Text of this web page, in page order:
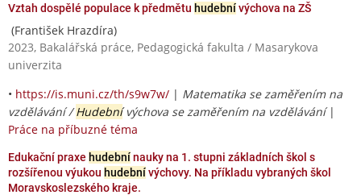
Vztah dospělé populace k předmětu hudebnívýchova na ZŠ
(František Hrazdíra)
2023, Bakalářská práce, Pedagogická fakulta / Masarykova
univerzita
• https://is.muni.cz/th/s9w7w/ | Matematika se zaměřením na
vzdělávání /Hudebnívýchova se zaměřením na vzdělávání|
Práce na příbuzné téma
Edukační praxe hudebnínauky na 1. stupni základních škol s
rozšířenou výukou hudebnívýchovy. Na příkladu vybraných škol
Moravskoslezského kraje.